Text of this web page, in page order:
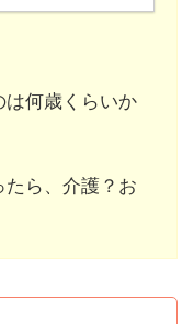
は何歳くらいか
ら、介護？お